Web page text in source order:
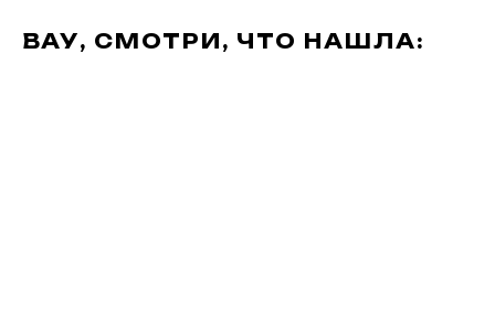
ВАУ, СМОТРИ, ЧТО НАШЛА: